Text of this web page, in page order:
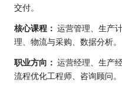
交付。
核心课程： 运营管理、生产
理、物流与采购、数据分析。
职业方向： 运营经理、生产
流程优化工程师、咨询顾问。